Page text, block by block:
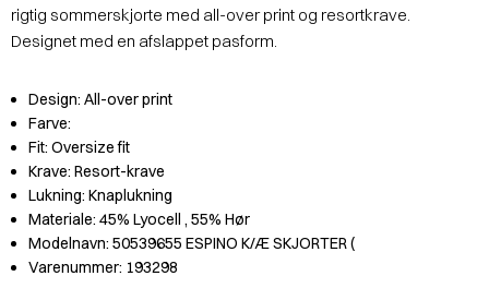
rigtig sommerskjorte med all-over print og resortkrave.
Designet med en afslappet pasform.
Design: All-over print
Farve:
Fit: Oversize fit
Krave: Resort-krave
Lukning: Knaplukning
Materiale: 45% Lyocell , 55% Hør
Modelnavn: 50539655 ESPINO K/Æ SKJORTER (
Varenummer: 193298